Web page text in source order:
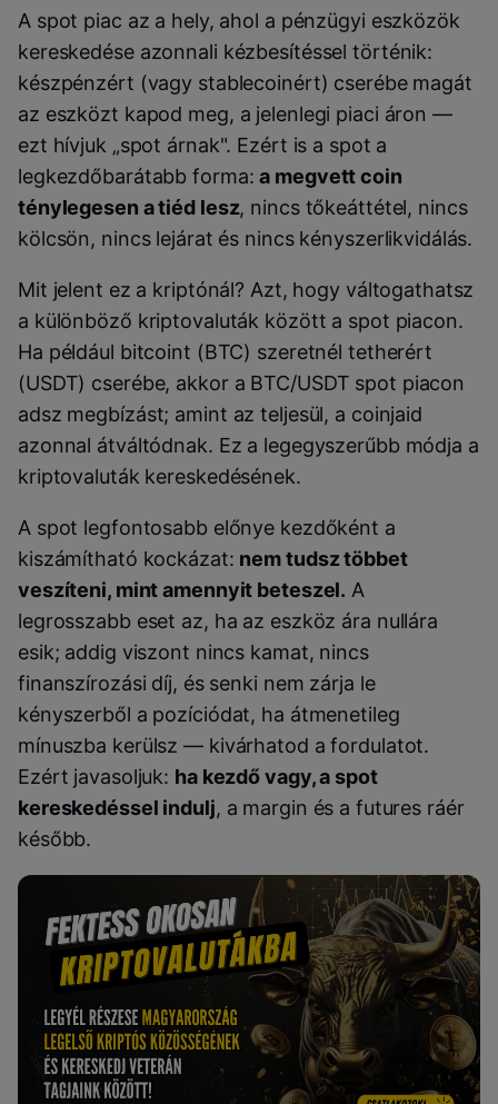
A spot piac az a hely, ahol a pénzügyi eszközök
kereskedése azonnali kézbesítéssel történik:
készpénzért (vagy stablecoinért) cserébe magát
az eszközt kapod meg, a jelenlegi piaci áron —
ezt hívjuk „spot árnak". Ezért is a spot a
legkezdőbarátabb forma:a megvett coin
ténylegesen a tiéd lesz, nincs tőkeáttétel, nincs
kölcsön, nincs lejárat és nincs kényszerlikvidálás.
Mit jelent ez a kriptónál? Azt, hogy váltogathatsz
a különböző kriptovaluták között a spot piacon.
Ha például bitcoint (BTC) szeretnél tetherért
(USDT) cserébe, akkor a BTC/USDT spot piacon
adsz megbízást; amint az teljesül, a coinjaid
azonnal átváltódnak. Ez a legegyszerűbb módja a
kriptovaluták kereskedésének.
A spot legfontosabb előnye kezdőként a
kiszámítható kockázat: nem tudsz többet
veszíteni, mint amennyit beteszel. A
legrosszabb eset az, ha az eszköz ára nullára
esik; addig viszont nincs kamat, nincs
finanszírozási díj, és senki nem zárja le
kényszerből a pozíciódat, ha átmenetileg
mínuszba kerülsz — kivárhatod a fordulatot.
Ezért javasoljuk: ha kezdő vagy, a spot
kereskedéssel indulj, a margin és a futures ráér
később.